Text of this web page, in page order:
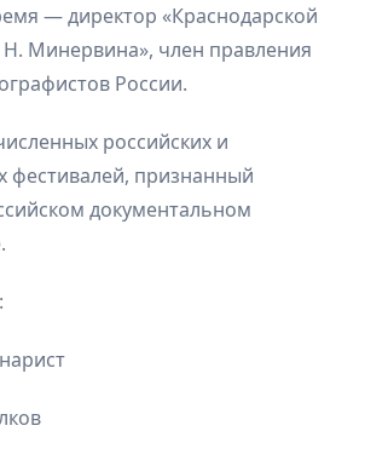
— директор «Краснодарской
Минервина», член правления
России.
российских и
фестивалей, признанный
документальном